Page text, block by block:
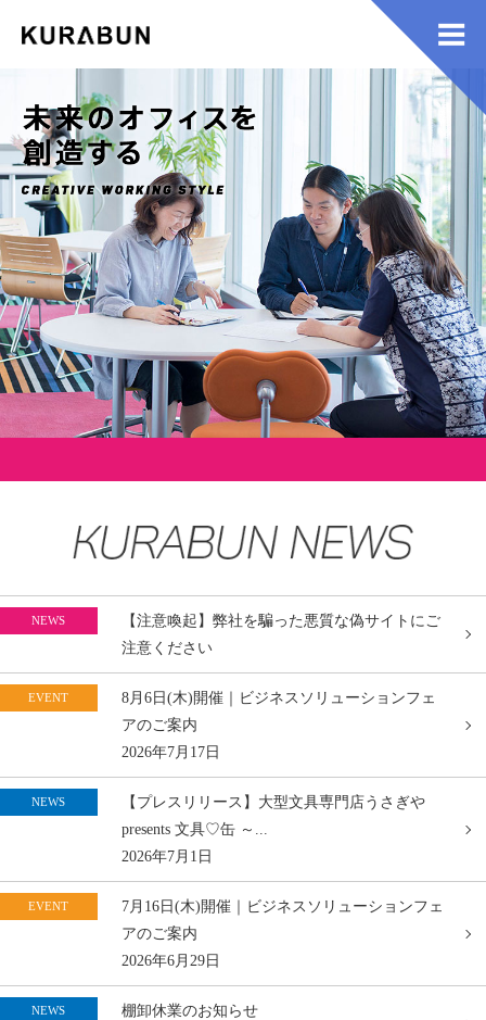
NEWS
【注意喚起】弊社を騙った悪質な偽サイトにご
注意ください
EVENT
8月6日(木)開催｜ビジネスソリューションフェ
アのご案内
2026年7月17日
NEWS
【プレスリリース】大型文具専門店うさぎや
presents 文具♡缶 ～...
2026年7月1日
EVENT
7月16日(木)開催｜ビジネスソリューションフェ
アのご案内
2026年6月29日
NEWS
棚卸休業のお知らせ